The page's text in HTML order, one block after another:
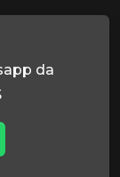
da